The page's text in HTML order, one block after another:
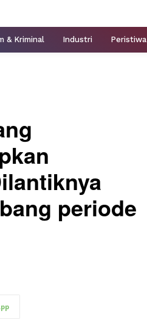
& Kriminal Industri Peristiwa
periode